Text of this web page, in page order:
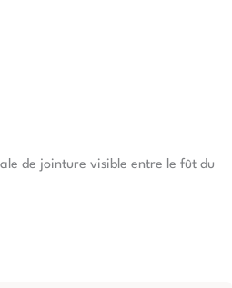
de jointure visible entre le fût du